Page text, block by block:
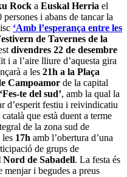
Rock a Euskal Herria el
i abans de tancar la
‘Amb l’esperança entre les
de Tavernes de la
divendres 22 de desembre
i a l’aire lliure d’aquesta gira
a les 21h a la Plaça
Campoamor de la capital
‘Fes-te del sud’, amb la qual la
d’esperit festiu i reivindicatiu
que està duent a terme
de la zona sud de
les 17h amb l’obertura d’una
de grups de
Nord de Sabadell. La festa és
menjar i begudes a preus